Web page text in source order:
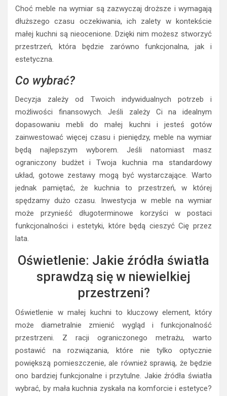
Choć meble na wymiar są zazwyczaj droższe i wymagają
dłuższego czasu oczekiwania, ich zalety w kontekście
małej kuchni są nieocenione. Dzięki nim możesz stworzyć
przestrzeń, która będzie zarówno funkcjonalna, jak i
estetyczna.
Co wybrać?
Decyzja zależy od Twoich indywidualnych potrzeb i
możliwości finansowych. Jeśli zależy Ci na idealnym
dopasowaniu mebli do małej kuchni i jesteś gotów
zainwestować więcej czasu i pieniędzy, meble na wymiar
będą najlepszym wyborem. Jeśli natomiast masz
ograniczony budżet i Twoja kuchnia ma standardowy
układ, gotowe zestawy mogą być wystarczające. Warto
jednak pamiętać, że kuchnia to przestrzeń, w której
spędzamy dużo czasu. Inwestycja w meble na wymiar
może przynieść długoterminowe korzyści w postaci
funkcjonalności i estetyki, które będą cieszyć Cię przez
lata.
Oświetlenie: Jakie źródła światła
sprawdzą się w niewielkiej
przestrzeni?
Oświetlenie w małej kuchni to kluczowy element, który
może diametralnie zmienić wygląd i funkcjonalność
przestrzeni. Z racji ograniczonego metrażu, warto
postawić na rozwiązania, które nie tylko optycznie
powiększą pomieszczenie, ale również sprawią, że będzie
ono bardziej funkcjonalne i przytulne. Jakie źródła światła
wybrać, by mała kuchnia zyskała na komforcie i estetyce?